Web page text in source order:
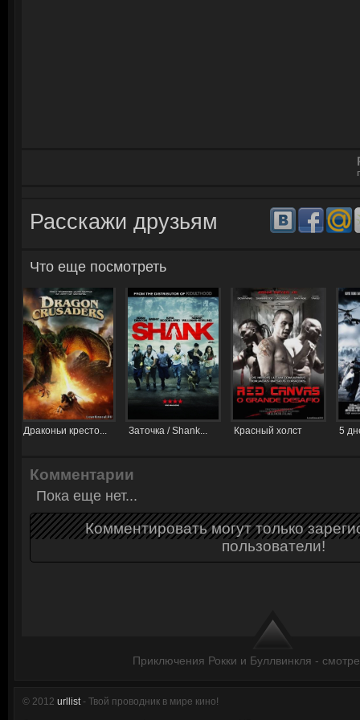
Приключения Рокки и Буллвинкля -
Расскажи друзьям
Что еще посмотреть
Драконьи кресто... Заточка / Shank... Красный холст 5
Комментарии
Пока еще нет...
Комментировать могут только
пользователи!
© 2012 urllist- Твой проводник в мире кино!